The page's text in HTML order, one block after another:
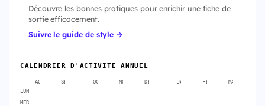
Découvre les bonnes pratiques pour enrichir une fiche de
sortie efficacement.
Suivre le guide de style →
CALENDRIER D'ACTIVITÉ ANNUEL
AOÛT SEPT. OCT. NOV. DÉC. JANV. FÉVR. MARS
LUN
MER